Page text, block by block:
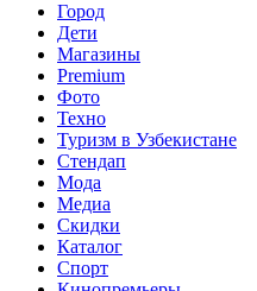
Город
Дети
Магазины
Premium
Фото
Техно
Туризм в Узбекистане
Стендап
Мода
Медиа
Скидки
Каталог
Спорт